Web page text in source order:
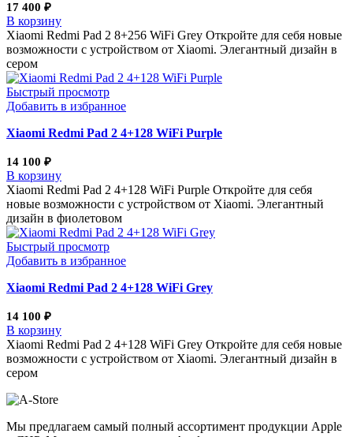
17 400 ₽
В корзину
Xiaomi Redmi Pad 2 8+256 WiFi Grey Откройте для себя новые
возможности с устройством от Xiaomi. Элегантный дизайн в
сером
Быстрый просмотр
Добавить в избранное
Xiaomi Redmi Pad 2 4+128 WiFi Purple
14 100 ₽
В корзину
Xiaomi Redmi Pad 2 4+128 WiFi Purple Откройте для себя
новые возможности с устройством от Xiaomi. Элегантный
дизайн в фиолетовом
Быстрый просмотр
Добавить в избранное
Xiaomi Redmi Pad 2 4+128 WiFi Grey
14 100 ₽
В корзину
Xiaomi Redmi Pad 2 4+128 WiFi Grey Откройте для себя новые
возможности с устройством от Xiaomi. Элегантный дизайн в
сером
Мы предлагаем самый полный ассортимент продукции Apple